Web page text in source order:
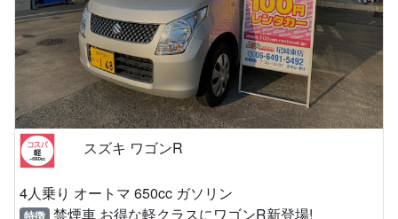
スズキ ワゴンR
4人乗り オートマ 650cc ガソリン
禁煙車 お得な軽クラスにワゴンR新登場!